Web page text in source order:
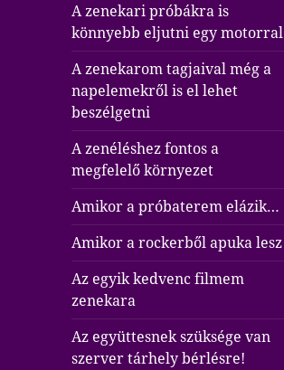
A zenekari próbákra is
könnyebb eljutni egy motorral
A zenekarom tagjaival még a
napelemekről is el lehet
beszélgetni
A zenéléshez fontos a
megfelelő környezet
Amikor a próbaterem elázik…
Amikor a rockerből apuka lesz
Az egyik kedvenc filmem
zenekara
Az együttesnek szüksége van
szerver tárhely bérlésre!